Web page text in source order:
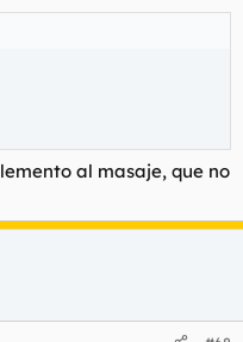
al masaje, que no